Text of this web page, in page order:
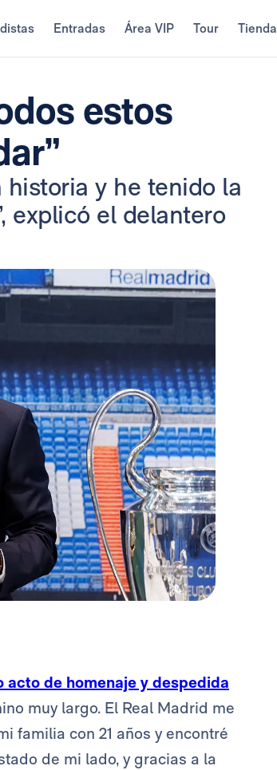
Entradas Área VIP Tour Tienda
estos
y he tenido la
explicó el delantero
acto de homenaje y despedida
muy largo. El Real Madrid me
familia con 21 años y encontré
de mi lado, y gracias a la